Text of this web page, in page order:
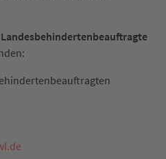
Landesbehindertenbeauftragte